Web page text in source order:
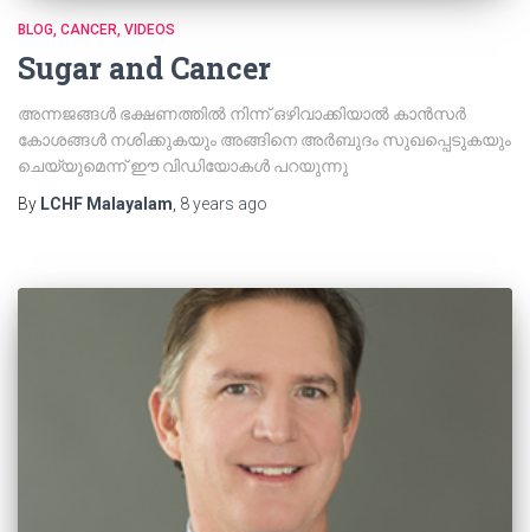
BLOG CANCER VIDEOS
Sugar and Cancer
അന്നജങ്ങൾ ഭക്ഷണത്തിൽ നിന്ന് ഒഴിവാക്കിയാൽ കാൻസർ
കോശങ്ങൾ നശിക്കുകയും അങ്ങിനെ അർബുദം സുഖപ്പെടുകയും
ചെയ്യുമെന്ന് ഈ വിഡിയോകൾ പറയുന്നു
By LCHF Malayalam 8 years ago